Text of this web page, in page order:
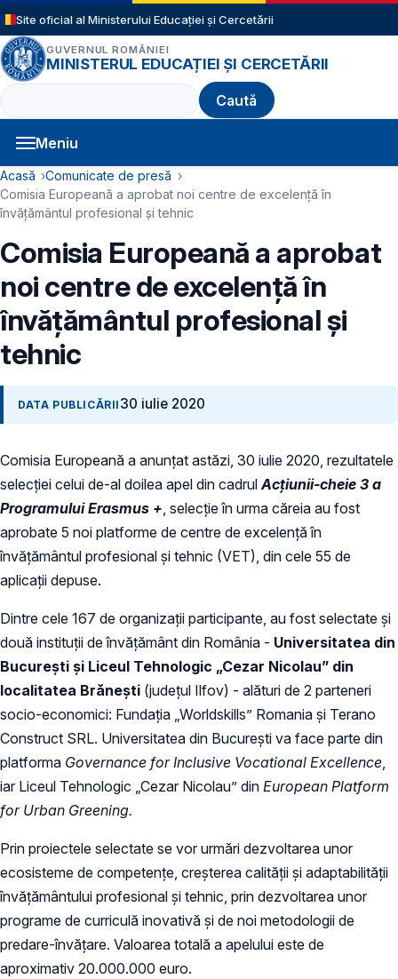
Sari la conținutul principal
Site oficial al Ministerului Educației și Cercetării
GUVERNUL ROMÂNIEI
MINISTERUL EDUCAȚIEI ȘI CERCETĂRII
Caută
Meniu
Navigație principală
Cale de navigare
Acasă
Comunicate de presă
Comisia Europeană a aprobat noi centre de excelență în
învățământul profesional și tehnic
Comisia Europeană a aprobat
noi centre de excelență în
învățământul profesional și
tehnic
DATA PUBLICĂRII 30 iulie 2020
Comisia Europeană a anunțat astăzi, 30 iulie 2020, rezultatele
selecției celui de-al doilea apel din cadrul Acțiunii-cheie 3 a
Programului Erasmus + , selecție în urma căreia au fost
aprobate 5 noi platforme de centre de excelență în
învățământul profesional și tehnic (VET), din cele 55 de
aplicații depuse.
Dintre cele 167 de organizații participante, au fost selectate și
două instituții de învățământ din România - Universitatea din
București și Liceul Tehnologic „Cezar Nicolau” din
localitatea Brănești (județul Ilfov) - alături de 2 parteneri
socio-economici: Fundația „Worldskills” Romania și Terano
Construct SRL. Universitatea din București va face parte din
platforma Governance for Inclusive Vocational Excellence
iar Liceul Tehnologic „Cezar Nicolau” din European Platform
for Urban Greening.
Prin proiectele selectate se vor urmări dezvoltarea unor
ecosisteme de competențe, creșterea calității și adaptabilității
învățământului profesional și tehnic, prin dezvoltarea unor
programe de curriculă inovativă și de noi metodologii de
predare-învățare. Valoarea totală a apelului este de
aproximativ 20.000.000 euro.